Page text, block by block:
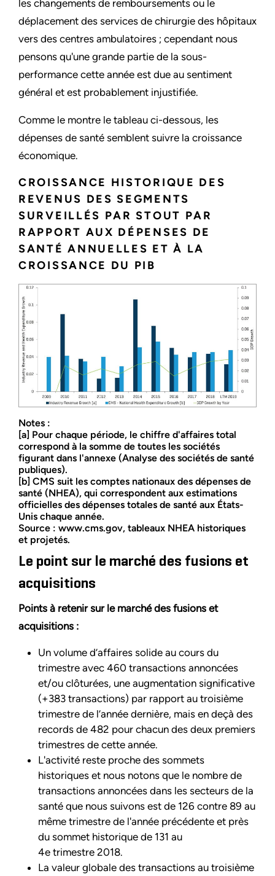
les changements de remboursements ou le
déplacement des services de chirurgie des hôpitaux
vers des centres ambulatoires ; cependant nous
pensons qu'une grande partie de la sous-
performance cette année est due au sentiment
général et est probablement injustifiée.
Comme le montre le tableau ci-dessous, les
dépenses de santé semblent suivre la croissance
économique.
CROISSANCE HISTORIQUE DES
REVENUS DES SEGMENTS
SURVEILLÉS PAR STOUT PAR
RAPPORT AUX DÉPENSES DE
SANTÉ ANNUELLES ET À LA
CROISSANCE DU PIB
Notes :
[a] Pour chaque période, le chiffre d'affaires total
correspond à la somme de toutes les sociétés
figurant dans l'annexe (Analyse des sociétés de santé
publiques).
[b] CMS suit les comptes nationaux des dépenses de
santé (NHEA), qui correspondent aux estimations
officielles des dépenses totales de santé aux États-
Unis chaque année.
Source : www.cms.gov, tableaux NHEA historiques
et projetés.
Le point sur le marché des fusions et
acquisitions
Points à retenir sur le marché des fusions et
acquisitions :
Un volume d’affaires solide au cours du
trimestre avec 460 transactions annoncées
et/ou clôturées, une augmentation significative
(+383 transactions) par rapport au troisième
trimestre de l’année dernière, mais en deçà des
records de 482 pour chacun des deux premiers
trimestres de cette année.
L'activité reste proche des sommets
historiques et nous notons que le nombre de
transactions annoncées dans les secteurs de la
santé que nous suivons est de 126 contre 89 au
même trimestre de l'année précédente et près
du sommet historique de 131 au
4e trimestre 2018.
La valeur globale des transactions au troisième